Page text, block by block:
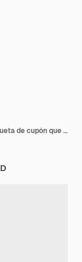
Descuento promocional de compras o etiqueta de cupón que representa compras a bajo precio para venta comercial